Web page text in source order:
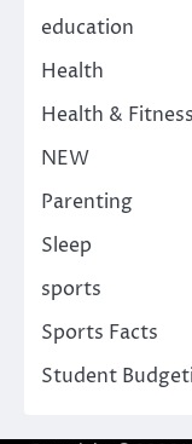
education
Health
Health &
NEW
Parenting
Sleep
sports
Sports Facts
Student